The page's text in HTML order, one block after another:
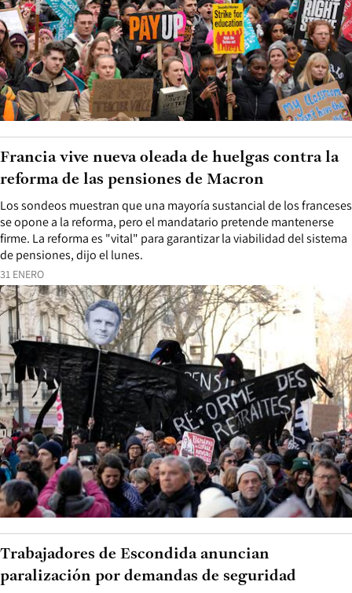
31 ENERO
Los sondeos muestran que una mayoría sustancial de los franceses
se opone a la reforma, pero el mandatario pretende mantenerse
firme. La reforma es "vital" para garantizar la viabilidad del sistema
de pensiones, dijo el lunes.
Francia vive nueva oleada de huelgas contra la
reforma de las pensiones de Macron
Trabajadores de Escondida anuncian
paralización por demandas de seguridad